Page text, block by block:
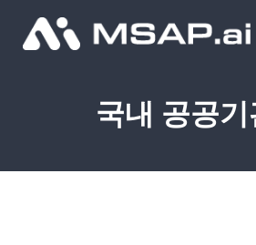
조달물품
국내 공공기